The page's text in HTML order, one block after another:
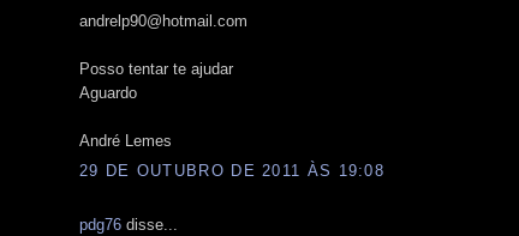
andrelp90@hotmail.com
Posso tentar te ajudar
Aguardo
André Lemes
29 DE OUTUBRO DE 2011 ÀS 19:08
pdg76 disse...